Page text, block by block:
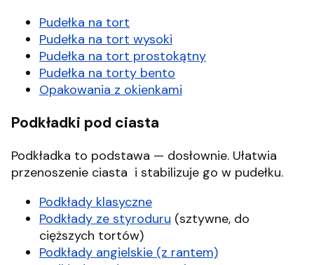
Pudełka na tort
Pudełka na tort wysoki
Pudełka na tort prostokątny
Pudełka na torty bento
Opakowania z okienkami
Podkładki pod ciasta
Podkładka to podstawa — dosłownie. Ułatwia
przenoszenie ciasta i stabilizuje go w pudełku.
Podkłady klasyczne
Podkłady ze styroduru (sztywne, do
cięższych tortów)
Podkłady angielskie (z rantem)